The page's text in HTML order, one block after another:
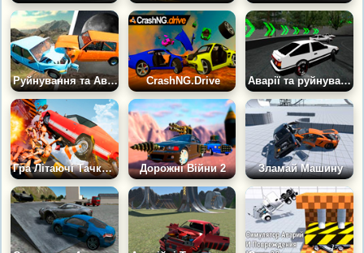
Руйнування та Аварії Машин Симулятор CrashNG.Drive Аварії та руйнування Машин
Гра Літаючі Тачки: Російський Флетаут Дорожні Війни 2 Зламай Машину